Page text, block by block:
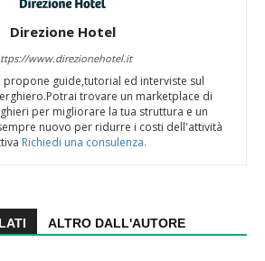
Direzione Hotel
www.direzionehotel.it
propone guide,tutorial ed interviste sul
trovare un marketplace di
per migliorare la tua struttura e un
nuovo per ridurre i costi dell'attività
Richiedi una consulenza.
ALTRO DALL'AUTORE